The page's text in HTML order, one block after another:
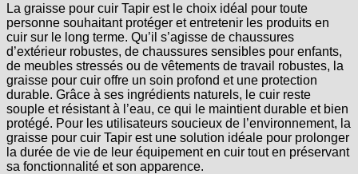
La graisse pour cuir Tapir est le choix idéal pour toute
personne souhaitant protéger et entretenir les produits en
cuir sur le long terme. Qu’il s’agisse de chaussures
d’extérieur robustes, de chaussures sensibles pour enfants,
de meubles stressés ou de vêtements de travail robustes, la
graisse pour cuir offre un soin profond et une protection
durable. Grâce à ses ingrédients naturels, le cuir reste
souple et résistant à l’eau, ce qui le maintient durable et bien
protégé. Pour les utilisateurs soucieux de l’environnement, la
graisse pour cuir Tapir est une solution idéale pour prolonger
la durée de vie de leur équipement en cuir tout en préservant
sa fonctionnalité et son apparence.